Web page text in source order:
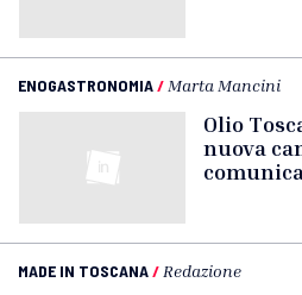
ENOGASTRONOMIA/ Marta Mancini
Olio
nuova
MADE IN TOSCANA/ Redazione